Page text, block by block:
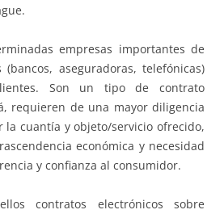
empresas importantes de
aseguradoras, telefónicas)
Son un tipo de contrato
requieren de una mayor diligencia
la cuantía y objeto/servicio ofrecido,
económica y necesidad
y confianza al consumidor.
contratos electrónicos sobre